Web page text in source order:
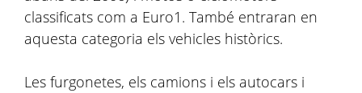
classificats com a Euro1. També entraran en
aquesta categoria els vehicles històrics.
Les furgonetes, els camions i els autocars i